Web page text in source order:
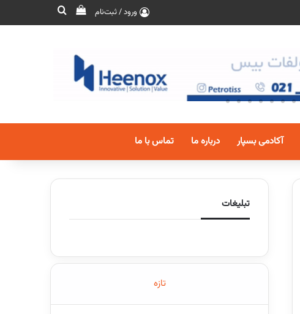
ورود / ثبت‌نام
آکادمی بسپار درباره ما تماس با ما
تبلیغات
تازه